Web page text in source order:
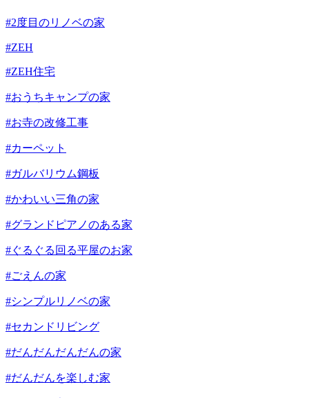
#2度目のリノベの家
#ZEH
#ZEH住宅
#おうちキャンプの家
#お寺の改修工事
#カーペット
#ガルバリウム鋼板
#かわいい三角の家
#グランドピアノのある家
#ぐるぐる回る平屋のお家
#ごえんの家
#シンプルリノベの家
#セカンドリビング
#だんだんだんだんの家
#だんだんを楽しむ家